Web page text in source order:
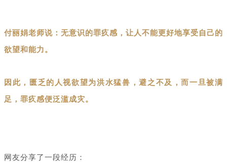
付丽娟老师说：无意识的罪疚感，让人不能更好地享受自己的
欲望和能力。
因此，匮乏的人视欲望为洪水猛兽，避之不及，而一旦被满
足，罪疚感便泛滥成灾。
网友分享了一段经历：